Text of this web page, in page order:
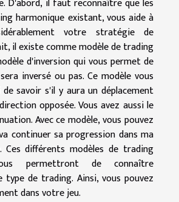
harmonique existant, vous aide à
votre stratégie de
il existe comme modèle de trading
d'inversion qui vous permet de
inversé ou pas. Ce modèle vous
savoir s'il y aura un déplacement
opposée. Vous avez aussi le
Avec ce modèle, vous pouvez
continuer sa progression dans ma
Ces différents modèles de trading
permettront de connaître
type de trading. Ainsi, vous pouvez
dans votre jeu.